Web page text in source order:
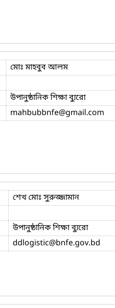
মোঃ মাহবুব আলম
উপানুষ্ঠানিক শিক্ষা ব্যুরো
mahbubbnfe@gmail.com
শেখ মোঃ সুরুজ্জামান
উপানুষ্ঠানিক শিক্ষা ব্যুরো
ddlogistic@bnfe.gov.bd